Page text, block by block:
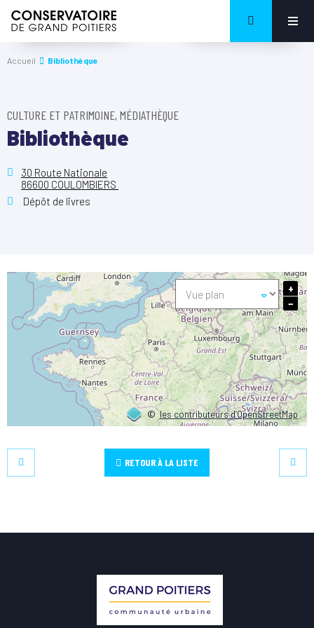
Accueil Bibliothèque
CULTURE ET PATRIMOINE, MÉDIATHÈQUE
Bibliothèque
30 Route Nationale
86600 COULOMBIERS
Dépôt de livres
©les contributeurs d’OpenStreetMap
+
−
RETOUR À LA LISTE